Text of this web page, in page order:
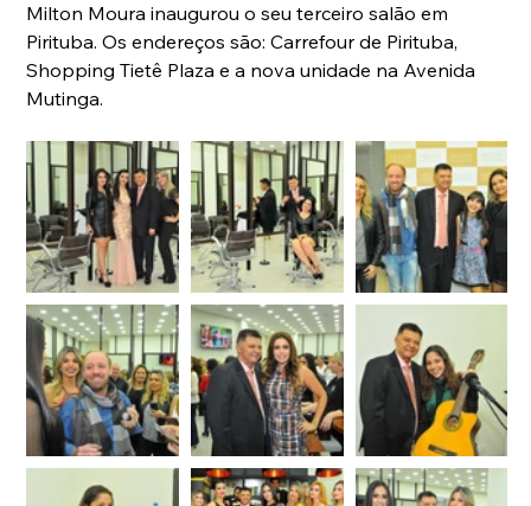
Milton Moura inaugurou o seu terceiro salão em
Pirituba. Os endereços são: Carrefour de Pirituba,
Shopping Tietê Plaza e a nova unidade na Avenida
Mutinga.